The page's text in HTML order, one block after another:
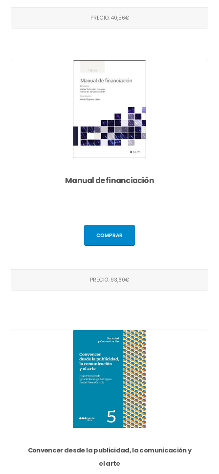
PRECIO: 40,56€
Manual de financiación
COMPRAR
PRECIO: 93,60€
Convencer desde la publicidad, la comunicación y
el arte